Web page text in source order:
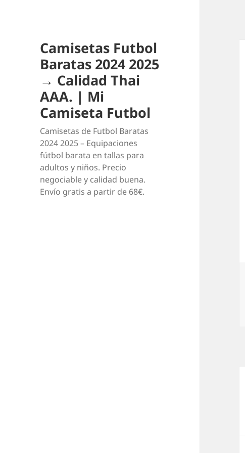
Camisetas Futbol
Baratas 2024 2025
→ Calidad Thai
AAA. | Mi
Camiseta Futbol
Camisetas de Futbol Baratas
2024 2025 – Equipaciones
fútbol barata en tallas para
adultos y niños. Precio
negociable y calidad buena.
Envío gratis a partir de 68€.